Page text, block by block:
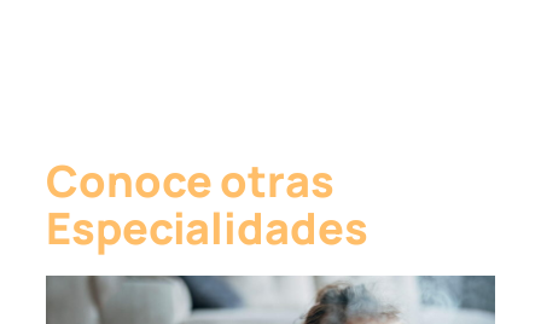
Conoce otras
Especialidades